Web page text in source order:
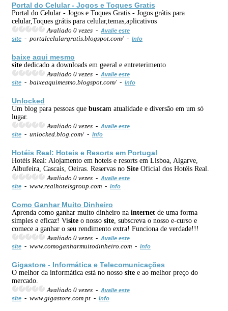
Portal do Celular - Jogos e Toques Gratis
Portal do Celular - Jogos e Toques Gratis - Jogos grátis para
celular,Toques grátis para celular,temas,aplicativos
Avaliado 0 vezes - Avalie este
site - portalcelulargratis.blogspot.com/ - Info
baixe aqui mesmo
site dedicado a downloads em geeral e entreterimento
Avaliado 0 vezes - Avalie este
site - baixeaquimesmo.blogspot.com/ - Info
Unlocked
Um blog para pessoas que buscam atualidade e diversão em um só
lugar.
Avaliado 0 vezes - Avalie este
site - unlocked.blog.com/ - Info
Hotéis Real: Hoteis e Resorts em Portugal
Hotéis Real: Alojamento em hoteis e resorts em Lisboa, Algarve,
Albufeira, Cascais, Oeiras. Reservas no Site Oficial dos Hotéis Real.
Avaliado 0 vezes - Avalie este
site - www.realhotelsgroup.com - Info
Como Ganhar Muito Dinheiro
Aprenda como ganhar muito dinheiro na internet de uma forma
simples e eficaz! Visite o nosso site , subscreva o nosso e-curso e
comece a ganhar o seu rendimento extra! Funciona de verdade!!!
Avaliado 0 vezes - Avalie este
site - www.comoganharmuitodinheiro.com - Info
Gigastore - Informática e Telecomunicações
O melhor da informática está no nosso site e ao melhor preço do
mercado.
Avaliado 0 vezes - Avalie este
site - www.gigastore.com.pt - Info